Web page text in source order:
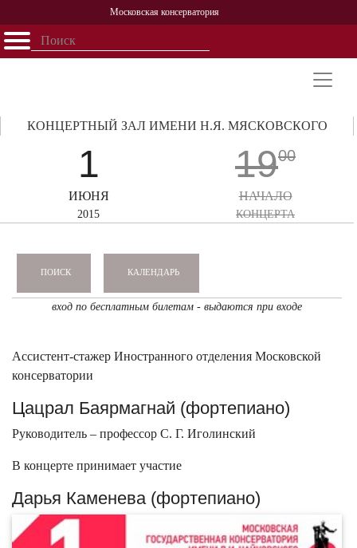
Московская консерватория
Открыть - закрыть
Персоналии
История
1
ИЮНЯ
2015
КОНЦЕРТНЫЙ ЗАЛ ИМЕНИ Н.Я. МЯСКОВСКОГО
1900
НАЧАЛО
КОНЦЕРТА
ПОИСК КАЛЕНДАРЬ
вход по бесплатным билетам - выдаются при входе
Ассистент-стажер Иностранного отделения Московской
консерватории
Цацрал Баярмагнай (фортепиано)
Руководитель – профессор С. Г. Иголинский
В концерте принимает участие
Дарья Каменева (фортепиано)